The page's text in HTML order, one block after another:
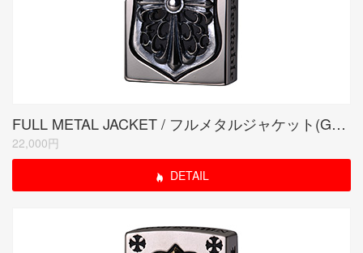
FULL METAL JACKET / フルメタルジャケット(GORGON)
22,000円
DETAIL